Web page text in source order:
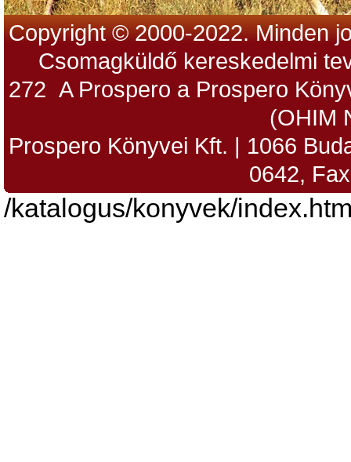
Copyright © 2000-2022. Minden
Csomagküldő kereskedelmi
272 A Prospero a Prospero
(OHIM
Prospero Könyvei Kft. | 1066
0642,
/katalogus/konyvek/